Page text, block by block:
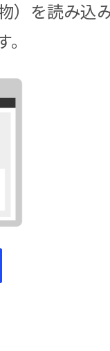
）を読み込